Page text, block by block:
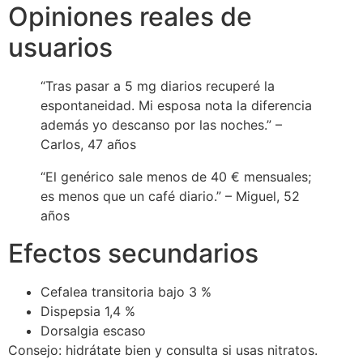
Opiniones reales de
usuarios
“Tras pasar a 5 mg diarios recuperé la
espontaneidad. Mi esposa nota la diferencia
además yo descanso por las noches.” –
Carlos, 47 años
“El genérico sale menos de 40 € mensuales;
es menos que un café diario.” – Miguel, 52
años
Efectos secundarios
Cefalea transitoria bajo 3 %
Dispepsia 1,4 %
Dorsalgia escaso
Consejo: hidrátate bien y consulta si usas nitratos.